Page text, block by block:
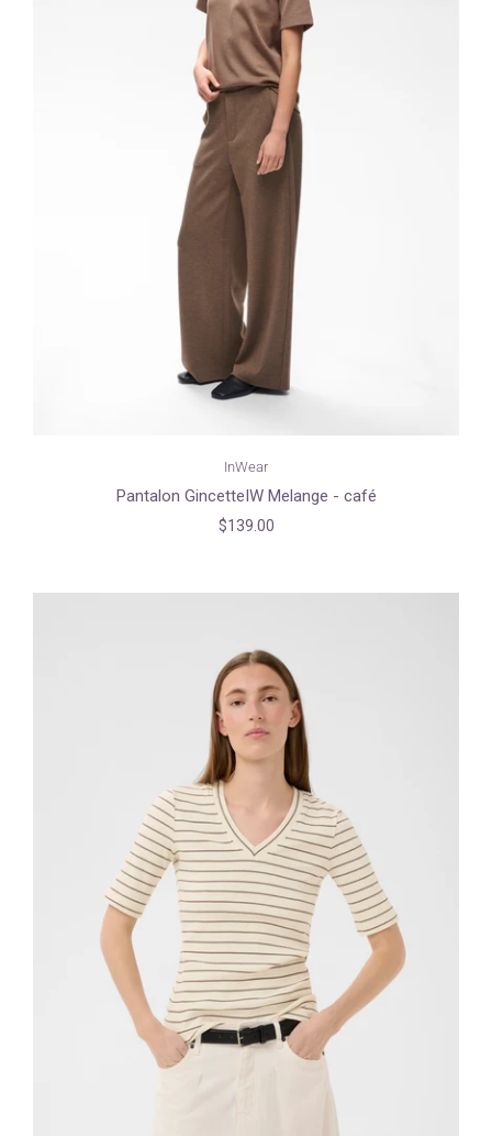
InWear
Pantalon GincetteIW Melange - café
$139.00